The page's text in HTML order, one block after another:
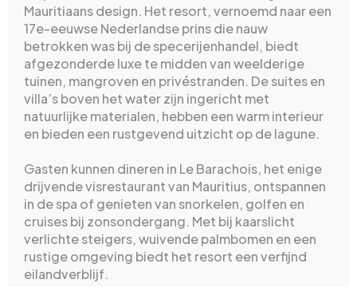
Mauritiaans design. Het resort, vernoemd naar een
17e-eeuwse Nederlandse prins die nauw
betrokken was bij de specerijenhandel, biedt
afgezonderde luxe te midden van weelderige
tuinen, mangroven en privéstranden. De suites en
villa’s boven het water zijn ingericht met
natuurlijke materialen, hebben een warm interieur
en bieden een rustgevend uitzicht op de lagune.
Gasten kunnen dineren in Le Barachois, het enige
drijvende visrestaurant van Mauritius, ontspannen
in de spa of genieten van snorkelen, golfen en
cruises bij zonsondergang. Met bij kaarslicht
verlichte steigers, wuivende palmbomen en een
rustige omgeving biedt het resort een verfijnd
eilandverblijf.